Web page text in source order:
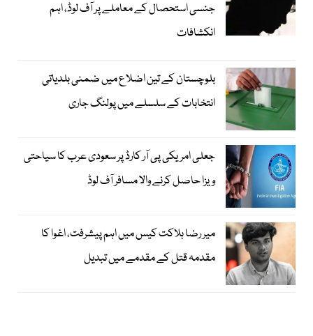
جنسی استحصال کے معاملے پر آف لوڈ، اہم
انکشافات
بلوچستان کے تین اضلاع میں ضمنی بلدیاتی
انتخابات کے سلسلے میں پولنگ جاری
جعلی امریکی پی آر کارڈ پر سعودی عرب کا سیاحتی
ویزا حاصل کرنے والا مسافر آف لوڈ
میر رضا ہلاکت کیس میں اہم پیشرفت، اغوا کا
مقدمہ قتل کے مقدمے میں تبدیل